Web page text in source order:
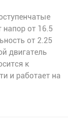
от 16.5
от 2.25
двигатель
к
и работает на